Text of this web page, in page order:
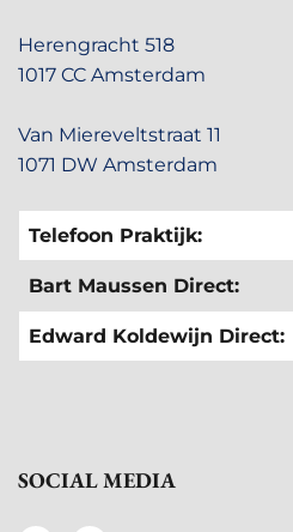
Herengracht
1017 CC Amsterdam
Van
1071 DW Amsterdam
Telefoon Praktijk:
Bart Maussen Direct:
Edward Koldewijn Direct:
SOCIAL MEDIA